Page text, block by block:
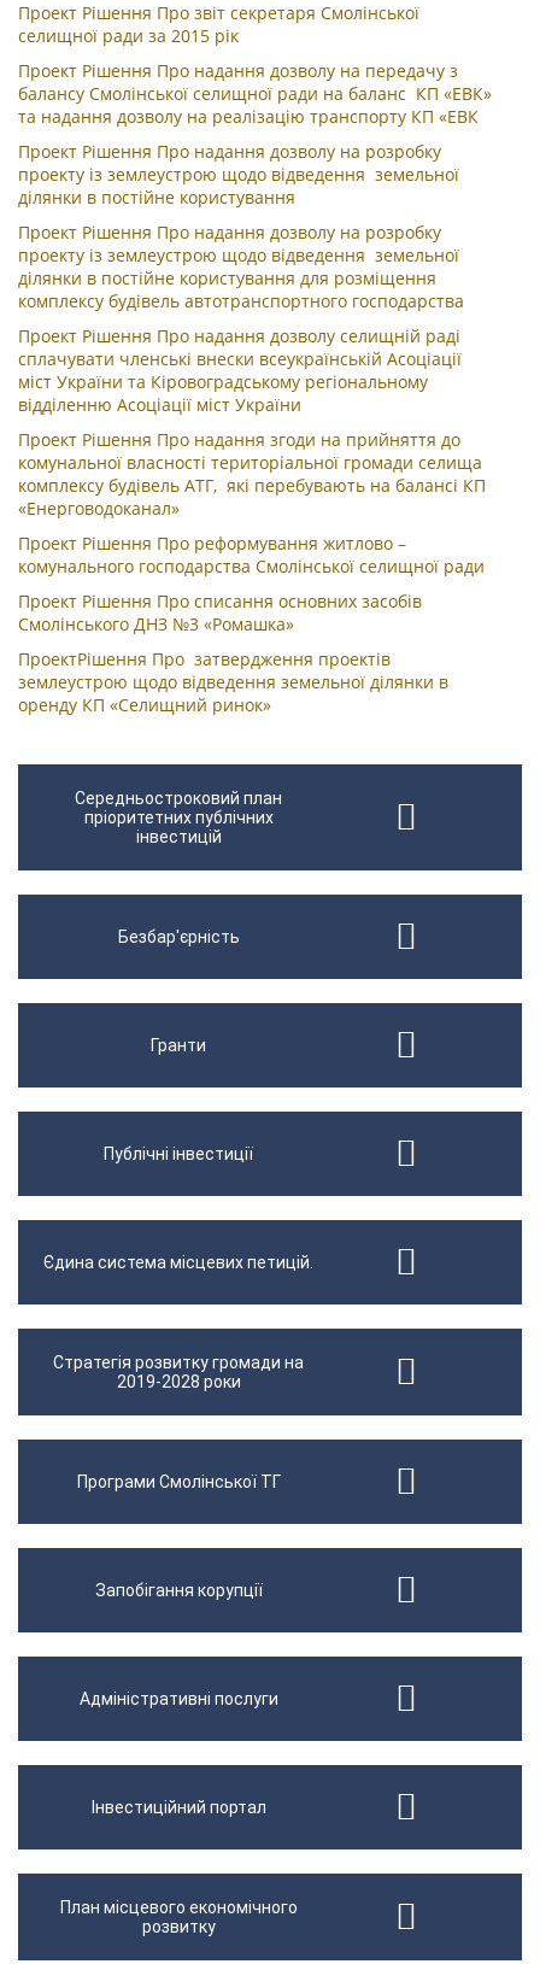
Проект Рішення Про звіт секретаря Смолінської
селищної ради за 2015 рік
Проект Рішення Про надання дозволу на передачу з
балансу Смолінської селищної ради на баланс КП «ЕВК»
та надання дозволу на реалізацію транспорту КП «ЕВК
Проект Рішення Про надання дозволу на розробку
проекту із землеустрою щодо відведення земельної
ділянки в постійне користування
Проект Рішення Про надання дозволу на розробку
проекту із землеустрою щодо відведення земельної
ділянки в постійне користування для розміщення
комплексу будівель автотранспортного господарства
Проект Рішення Про надання дозволу селищній раді
сплачувати членські внески всеукраїнській Асоціації
міст України та Кіровоградському регіональному
відділенню Асоціації міст України
Проект Рішення Про надання згоди на прийняття до
комунальної власності територіальної громади селища
комплексу будівель АТГ, які перебувають на балансі КП
«Енерговодоканал»
Проект Рішення Про реформування житлово –
комунального господарства Смолінської селищної ради
Проект Рішення Про списання основних засобів
Смолінського ДНЗ №3 «Ромашка»
ПроектРішення Про затвердження проектів
землеустрою щодо відведення земельної ділянки в
оренду КП «Селищний ринок»
Середньостроковий план
пріоритетних публічних
інвестицій
Безбар'єрність
Гранти
Публічні інвестиції
Єдина система місцевих петицій.
Стратегія розвитку громади на
2019-2028 роки
Програми Смолінської ТГ
Запобігання корупції
Адміністративні послуги
Інвестиційний портал
План місцевого економічного
розвитку